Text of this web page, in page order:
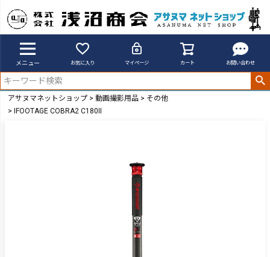
メニュー お気に入り マイページ カート お問い合わせ
アサヌマネットショップ 動画撮影用品
その他
IFOOTAGE COBRA2 C180II